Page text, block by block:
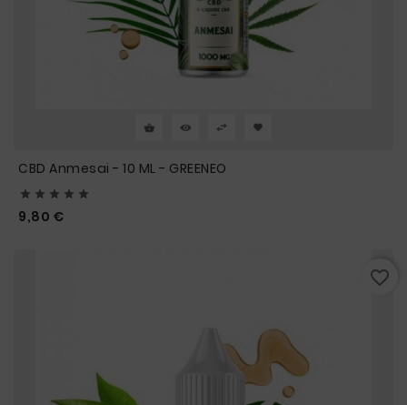
CBD Anmesai - 10 ML - GREENEO
    
9,80 €
favorite_border